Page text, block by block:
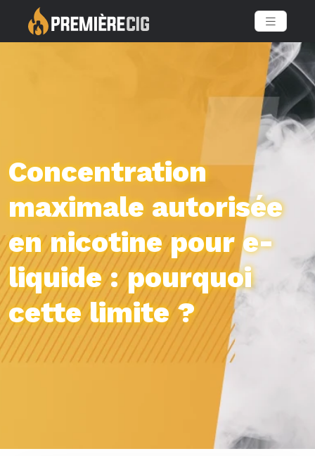
Concentration
maximale autorisée
en nicotine pour e-
liquide : pourquoi
cette limite ?